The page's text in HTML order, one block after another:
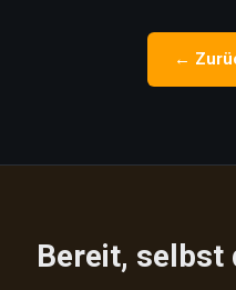
←
Bereit, selbst